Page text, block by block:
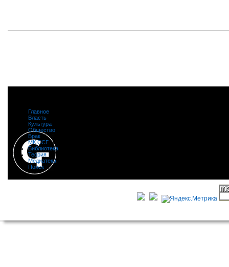
Главное
Власть
Культура
Общество
Брак
|
МК ССГ
|
Библиотека
Теория
Медиатека
Поиск
|